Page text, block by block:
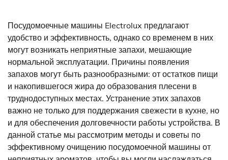
Посудомоечные машины Electrolux предлагают
удобство и эффективность, однако со временем в них
могут возникать неприятные запахи, мешающие
нормальной эксплуатации. Причины появления
запахов могут быть разнообразными: от остатков пищи
и накопившегося жира до образования плесени в
труднодоступных местах. Устранение этих запахов
важно не только для поддержания свежести в кухне, но
и для обеспечения долговечности работы устройства. В
данной статье мы рассмотрим методы и советы по
эффективному очищению посудомоечной машины от